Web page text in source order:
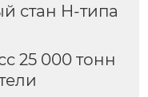
стан H-типа
25 000 тонн